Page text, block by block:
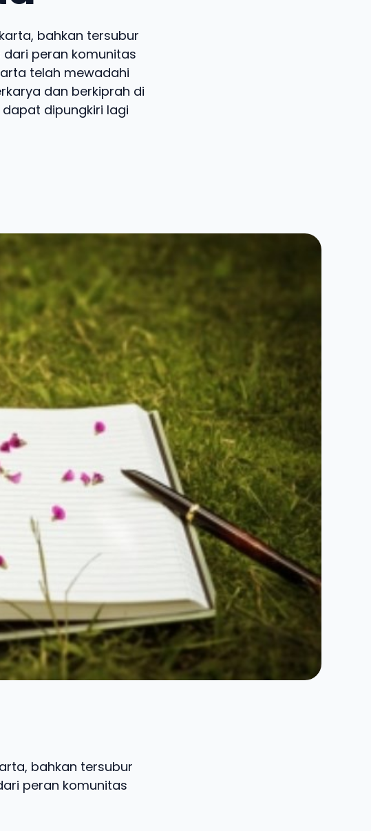
bahkan tersubur
dari peran komunitas
telah mewadahi
dan berkiprah di
dipungkiri lagi
bahkan tersubur
peran komunitas